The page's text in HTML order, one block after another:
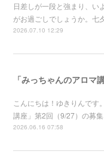
日差しが一段と強まり、い
がお過ごしでしょうか。七
2026.07.10 12:29
こんにちは！ゆきりんです
講座」第2回（9/27）の募
2026.06.16 07:58